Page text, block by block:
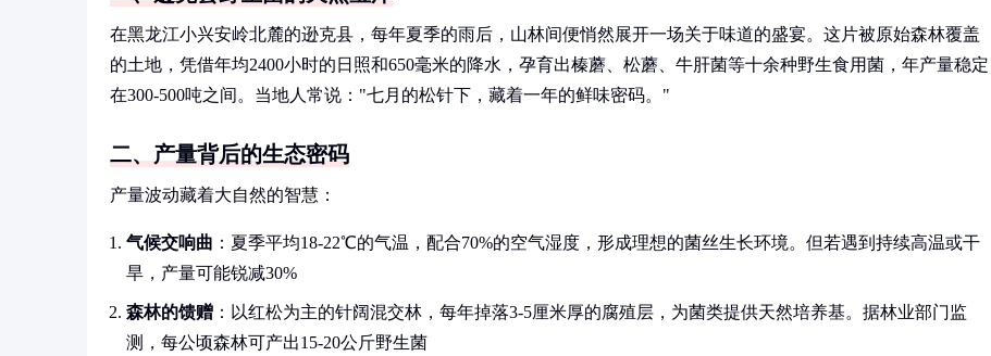
在黑龙江小兴安岭北麓的逊克县，每年夏季的雨后，山林间便悄然展开一场关于味道的盛宴。这片被原始森林覆盖
的土地，凭借年均2400小时的日照和650毫米的降水，孕育出榛蘑、松蘑、牛肝菌等十余种野生食用菌，年产量稳定
在300-500吨之间。当地人常说："七月的松针下，藏着一年的鲜味密码。"
二、产量背后的生态密码
产量波动藏着大自然的智慧：
气候交响曲 ：夏季平均18-22℃的气温，配合70%的空气湿度，形成理想的菌丝生长环境。但若遇到持续高温或干
旱，产量可能锐减30%
森林的馈赠 ：以红松为主的针阔混交林，每年掉落3-5厘米厚的腐殖层，为菌类提供天然培养基。据林业部门监
测，每公顷森林可产出15-20公斤野生菌